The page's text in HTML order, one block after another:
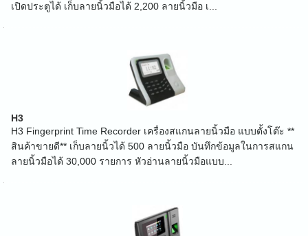
เปิดประตูได้ เก็บลายนิ้วมือได้ 2,200 ลายนิ้วมือ เ...
H3
H3 Fingerprint Time Recorder เครื่องสแกนลายนิ้วมือ แบบตั้งโต๊ะ **
สินค้าขายดี** เก็บลายนิ้วได้ 500 ลายนิ้วมือ บันทึกข้อมูลในการสแกน
ลายนิ้วมือได้ 30,000 รายการ หัวอ่านลายนิ้วมือแบบ...